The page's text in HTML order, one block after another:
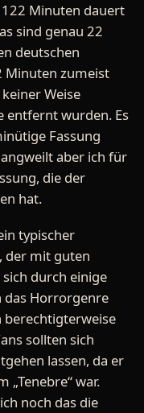
Minuten dauert
sind genau 22
deutschen
Minuten zumeist
Weise
entfernt wurden. Es
Fassung
aber ich für
die der
hat.
typischer
der mit guten
durch einige
das Horrorgenre
sollten sich
lassen, da er
„Tenebre“ war.
noch das die